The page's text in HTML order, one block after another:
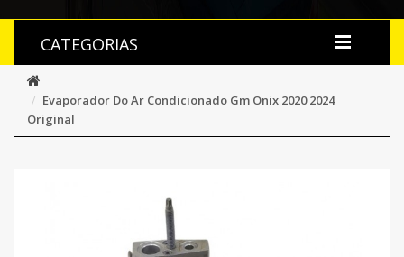
CATEGORIAS
Evaporador Do Ar Condicionado Gm Onix 2020 2024
Original